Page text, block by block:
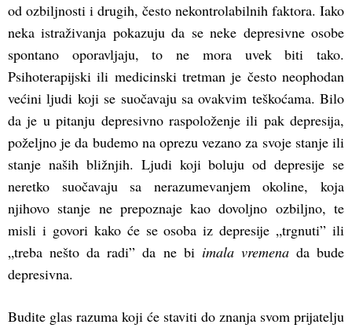
od ozbiljnosti i drugih, često nekontrolabilnih faktora. Iako
neka istraživanja pokazuju da se neke depresivne osobe
spontano oporavljaju, to ne mora uvek biti tako.
Psihoterapijski ili medicinski tretman je često neophodan
većini ljudi koji se suočavaju sa ovakvim teškoćama. Bilo
da je u pitanju depresivno raspoloženje ili pak depresija,
poželjno je da budemo na oprezu vezano za svoje stanje ili
stanje naših bližnjih. Ljudi koji boluju od depresije se
neretko suočavaju sa nerazumevanjem okoline, koja
njihovo stanje ne prepoznaje kao dovoljno ozbiljno, te
misli i govori kako će se osoba iz depresije „trgnuti” ili
„treba nešto da radi” da ne bi imala vremenada bude
depresivna.
Budite glas razuma koji će staviti do znanja svom prijatelju